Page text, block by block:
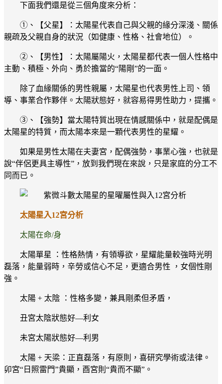
下面我們還是從三個角度來分析：
①、【父星】：太陽星代表自己與父親的緣分深淺、關係
親疏及父親自身的狀況（如健康、性格、社會地位）。
②、【男性】：太陽屬陽火，太陽星都代表一個人性格中
主動、積極、外向、勇於擔當的“陽剛”的一面。
除了血緣關係的男性親屬，太陽星也代表男性上司、領
導、事業合作夥伴。太陽狀態好，就容易得男性助力，提攜。
③、【強勢】當太陽特質出現在情感關係中，就是配偶是
太陽星的特質，而太陽本來是一顆代表男性的星耀。
如果是男性太陽在夫妻宮，配偶強勢，事業心強，也就是
說“伴侶更具主導性”，放到我們現在來說，只是家庭的分工不
同而已。
太陽星入12宮分析
太陽在命/身
太陽單星 ：性格熱情，有領導欲，星耀能量較強時光明
磊落，能量弱時，辛勞或信心不足，更適合男性 ，女個性剛
強。
太陽 + 太陰 ：性格多變，兼具剛柔但矛盾，
丑宮太陰狀態好—利女
未宮太陽狀態好—利男
太陽 + 天梁：正直磊落，有原則，喜研究學術或法律。
卯宮“日照雷門”貴顯，酉宮則“貴而不顯”。